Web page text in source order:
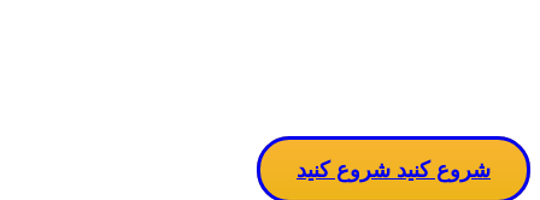
شروع کنید شروع کنید